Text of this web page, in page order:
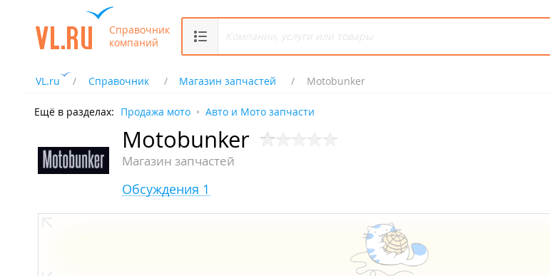
Справочник
компаний
VL.ru Справочник Магазин запчастей Motobunker
Ещё в разделах: Продажа мото Авто и Мото запчасти
Motobunker
Магазин запчастей
Обсуждения 1